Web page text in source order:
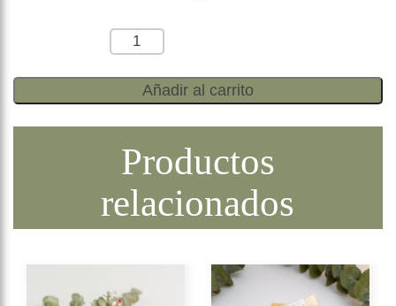
Añadir al carrito
Productos
relacionados